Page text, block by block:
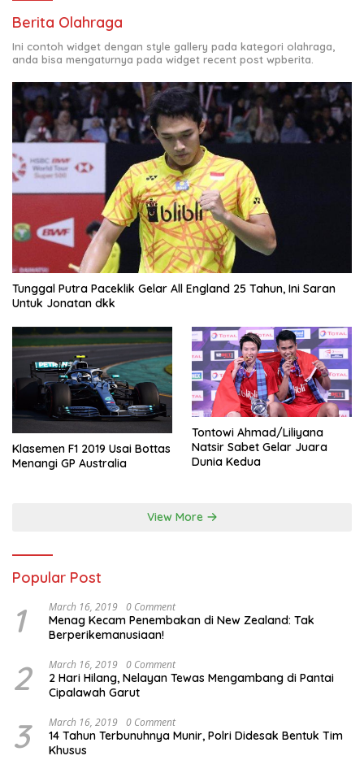
Berita Olahraga
Ini contoh widget dengan style gallery pada kategori olahraga,
anda bisa mengaturnya pada widget recent post wpberita.
Tunggal Putra Paceklik Gelar All England 25 Tahun, Ini Saran
Untuk Jonatan dkk
Klasemen F1 2019 Usai Bottas
Menangi GP Australia
Tontowi Ahmad/Liliyana
Natsir Sabet Gelar Juara
Dunia Kedua
View More
Popular Post
1 March 16, 2019 0 Comment
Menag Kecam Penembakan di New Zealand: Tak
Berperikemanusiaan!
2 March 16, 2019 0 Comment
2 Hari Hilang, Nelayan Tewas Mengambang di Pantai
Cipalawah Garut
3 March 16, 2019 0 Comment
14 Tahun Terbunuhnya Munir, Polri Didesak Bentuk Tim
Khusus